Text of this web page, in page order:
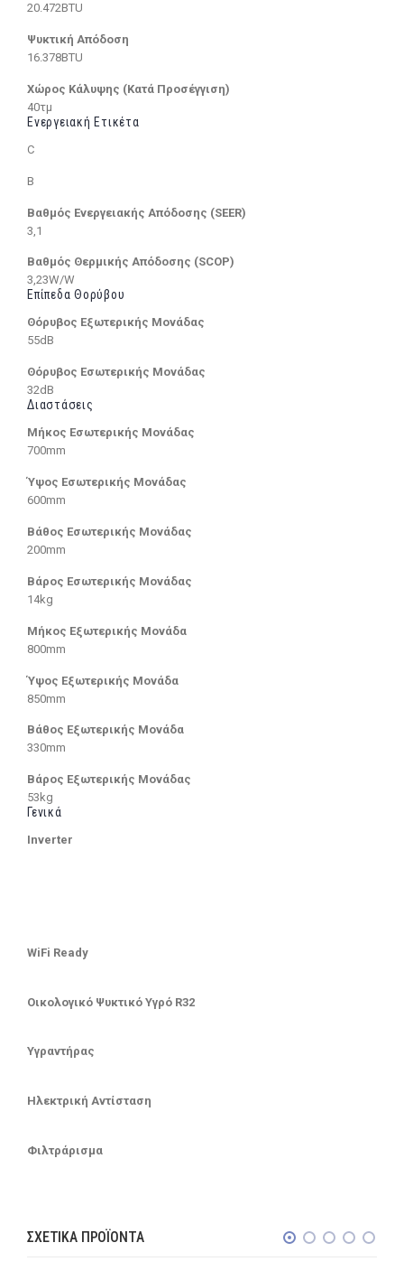
20.472BTU
Ψυκτική Απόδοση
16.378BTU
Χώρος Κάλυψης (Κατά Προσέγγιση)
40τμ
Ενεργειακή Ετικέτα
C
B
Βαθμός Ενεργειακής Απόδοσης (SEER)
3,1
Βαθμός Θερμικής Απόδοσης (SCOP)
3,23W/W
Επίπεδα Θορύβου
Θόρυβος Εξωτερικής Μονάδας
55dB
Θόρυβος Εσωτερικής Μονάδας
32dB
Διαστάσεις
Μήκος Εσωτερικής Μονάδας
700mm
Ύψος Εσωτερικής Μονάδας
600mm
Βάθος Εσωτερικής Μονάδας
200mm
Βάρος Εσωτερικής Μονάδας
14kg
Μήκος Εξωτερικής Μονάδα
800mm
Ύψος Εξωτερικής Μονάδα
850mm
Βάθος Εξωτερικής Μονάδα
330mm
Βάρος Εξωτερικής Μονάδας
53kg
Γενικά
Inverter
WiFi Ready
Οικολογικό Ψυκτικό Υγρό R32
Υγραντήρας
Ηλεκτρική Αντίσταση
Φιλτράρισμα
ΣΧΕΤΙΚΆ ΠΡΟΪΌΝΤΑ